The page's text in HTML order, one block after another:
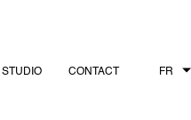
STUDIO CONTACT FR